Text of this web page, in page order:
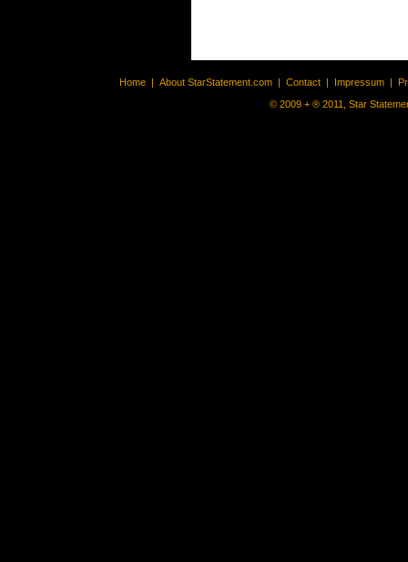
Home | About StarStatement.com | Contact | Impressum |
© 2009 + ® 2011, Star